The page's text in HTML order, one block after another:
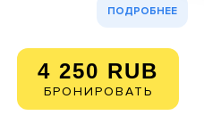
ПОДРОБНЕЕ
4 250 RUB
БРОНИРОВАТЬ